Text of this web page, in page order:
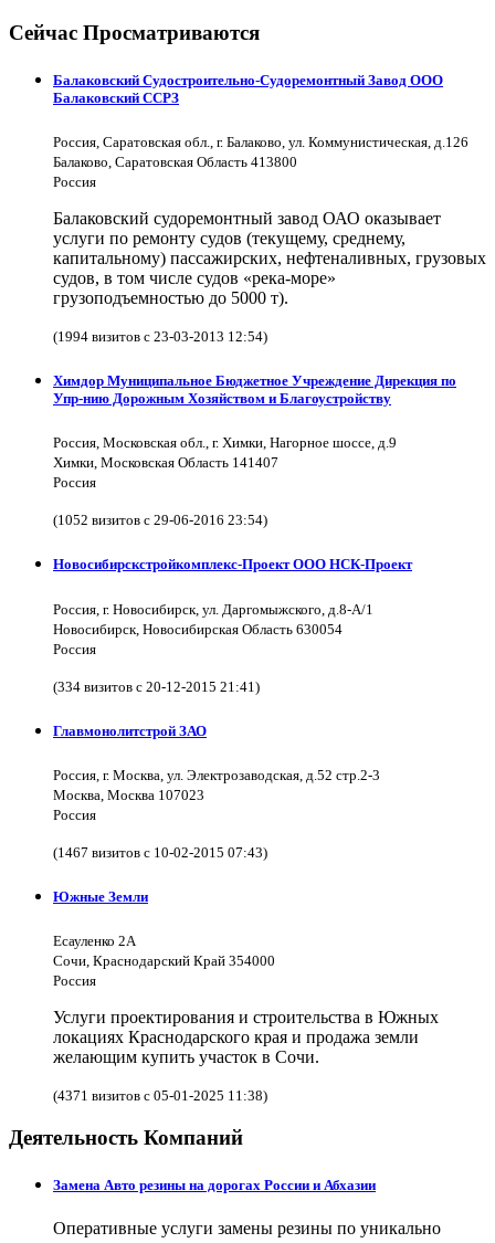
Сейчас Просматриваются
Балаковский Судостроительно-Судоремонтный Завод ООО
Балаковский ССРЗ
Россия, Саратовская обл., г. Балаково, ул. Коммунистическая, д.126
Балаково, Саратовская Область 413800
Россия
Балаковский судоремонтный завод ОАО оказывает
услуги по ремонту судов (текущему, среднему,
капитальному) пассажирских, нефтеналивных, грузовых
судов, в том числе судов «река-море»
грузоподъемностью до 5000 т).
(1994 визитов с 23-03-2013 12:54)
Химдор Муниципальное Бюджетное Учреждение Дирекция по
Упр-нию Дорожным Хозяйством и Благоустройству
Россия, Московская обл., г. Химки, Нагорное шоссе, д.9
Химки, Московская Область 141407
Россия
(1052 визитов с 29-06-2016 23:54)
Новосибирскстройкомплекс-Проект ООО НСК-Проект
Россия, г. Новосибирск, ул. Даргомыжского, д.8-А/1
Новосибирск, Новосибирская Область 630054
Россия
(334 визитов с 20-12-2015 21:41)
Главмонолитстрой ЗАО
Россия, г. Москва, ул. Электрозаводская, д.52 стр.2-3
Москва, Москва 107023
Россия
(1467 визитов с 10-02-2015 07:43)
Южные Земли
Есауленко 2А
Сочи, Краснодарский Край 354000
Россия
Услуги проектирования и строительства в Южных
локациях Краснодарского края и продажа земли
желающим купить участок в Сочи.
(4371 визитов с 05-01-2025 11:38)
Деятельность Компаний
Замена Авто резины на дорогах России и Абхазии
Оперативные услуги замены резины по уникально